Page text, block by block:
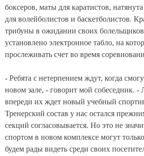
боксеров, маты для каратистов,
для волейболистов и баскетболистов.
трибуны в ожидании своих
установлено электронное табло, на
прослеживать счет во время
- Ребята с нетерпением ждут, когда
новом зале, - говорит мой собеседник. -
впереди их ждет новый учебный
Тренерский состав у нас остался
секций согласовывается. Но это не
спортом в новом комплексе могут
будем рады видеть среди своих